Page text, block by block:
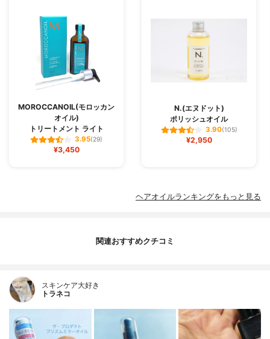
MOROCCANOIL(モロッカン
オイル)
トリートメント ライト
3.95(29)
¥3,450
N.(エヌドット)
ポリッシュオイル
3.90(105)
¥2,950
ヘアオイルランキングをもっと見る
関連おすすめクチコミ
スキンケア大好き
トラネコ